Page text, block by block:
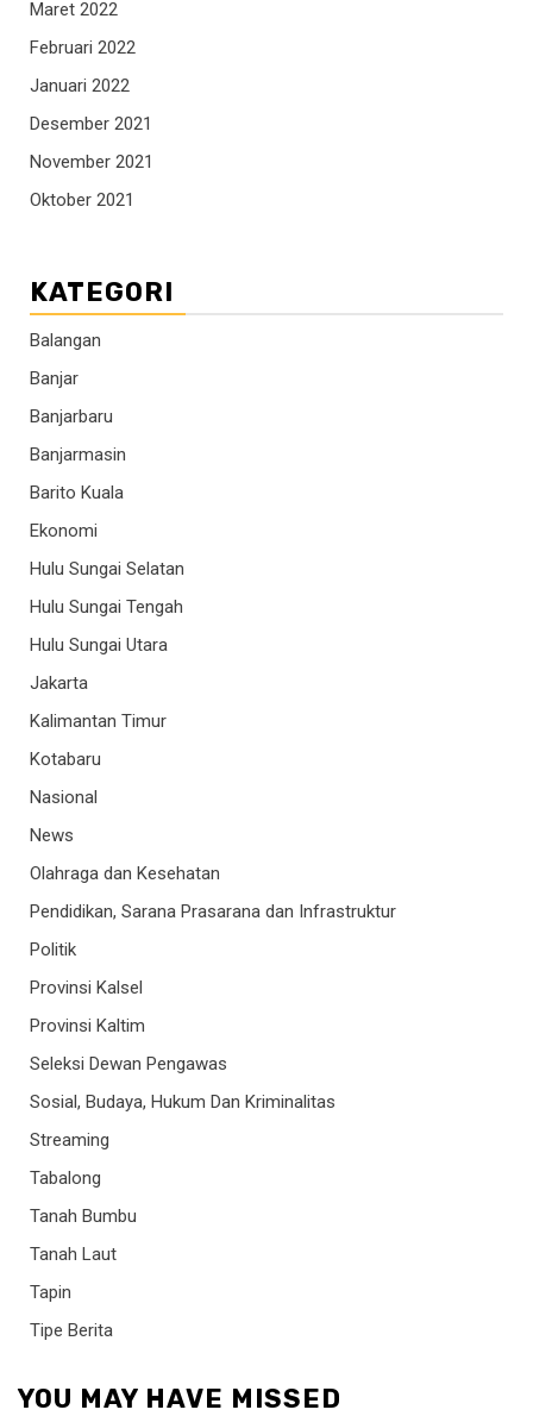
Maret 2022
Februari 2022
Januari 2022
Desember 2021
November 2021
Oktober 2021
KATEGORI
Balangan
Banjar
Banjarbaru
Banjarmasin
Barito Kuala
Ekonomi
Hulu Sungai Selatan
Hulu Sungai Tengah
Hulu Sungai Utara
Jakarta
Kalimantan Timur
Kotabaru
Nasional
News
Olahraga dan Kesehatan
Pendidikan, Sarana Prasarana dan Infrastruktur
Politik
Provinsi Kalsel
Provinsi Kaltim
Seleksi Dewan Pengawas
Sosial, Budaya, Hukum Dan Kriminalitas
Streaming
Tabalong
Tanah Bumbu
Tanah Laut
Tapin
Tipe Berita
YOU MAY HAVE MISSED